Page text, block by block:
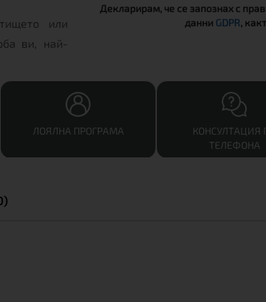
или
ви, най-
Декларирам, че се запознах с
данни GDPR,
ЛОЯЛНА ПРОГРАМА
КОНСУЛТАЦИЯ
ТЕЛЕФОНА